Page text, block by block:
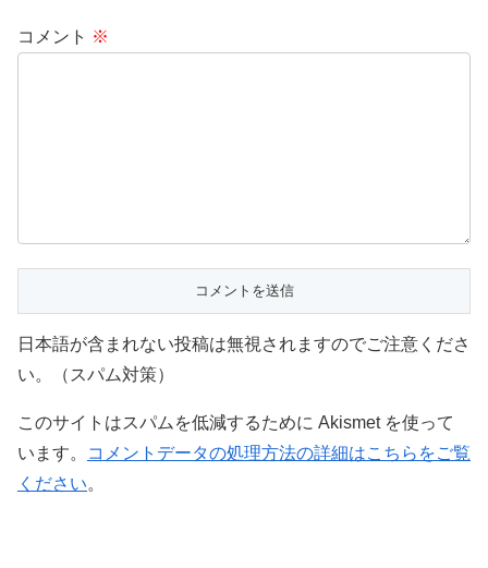
コメント ※
日本語が含まれない投稿は無視されますのでご注意くださ
い。（スパム対策）
このサイトはスパムを低減するために Akismet を使って
います。
コメントデータの処理方法の詳細はこちらをご覧
ください。